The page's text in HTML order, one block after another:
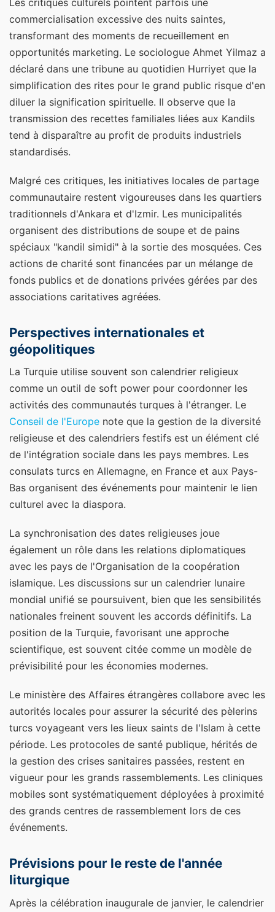
commercialisation excessive des nuits saintes,
transformant des moments de recueillement en
opportunités marketing. Le sociologue Ahmet Yilmaz a
déclaré dans une tribune au quotidien Hurriyet que la
simplification des rites pour le grand public risque d'en
diluer la signification spirituelle. Il observe que la
transmission des recettes familiales liées aux Kandils
tend à disparaître au profit de produits industriels
standardisés.
Malgré ces critiques, les initiatives locales de partage
communautaire restent vigoureuses dans les quartiers
traditionnels d'Ankara et d'Izmir. Les municipalités
organisent des distributions de soupe et de pains
spéciaux "kandil simidi" à la sortie des mosquées. Ces
actions de charité sont financées par un mélange de
fonds publics et de donations privées gérées par des
associations caritatives agréées.
Perspectives internationales et
géopolitiques
La Turquie utilise souvent son calendrier religieux
comme un outil de soft power pour coordonner les
activités des communautés turques à l'étranger. Le
Conseil de l'Europe note que la gestion de la diversité
religieuse et des calendriers festifs est un élément clé
de l'intégration sociale dans les pays membres. Les
consulats turcs en Allemagne, en France et aux Pays-
Bas organisent des événements pour maintenir le lien
culturel avec la diaspora.
La synchronisation des dates religieuses joue
également un rôle dans les relations diplomatiques
avec les pays de l'Organisation de la coopération
islamique. Les discussions sur un calendrier lunaire
mondial unifié se poursuivent, bien que les sensibilités
nationales freinent souvent les accords définitifs. La
position de la Turquie, favorisant une approche
scientifique, est souvent citée comme un modèle de
prévisibilité pour les économies modernes.
Le ministère des Affaires étrangères collabore avec les
autorités locales pour assurer la sécurité des pèlerins
turcs voyageant vers les lieux saints de l'Islam à cette
période. Les protocoles de santé publique, hérités de
la gestion des crises sanitaires passées, restent en
vigueur pour les grands rassemblements. Les cliniques
mobiles sont systématiquement déployées à proximité
des grands centres de rassemblement lors de ces
événements.
Prévisions pour le reste de l'année
liturgique
Après la célébration inaugurale de janvier, le calendrier